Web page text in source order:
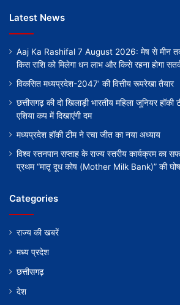
Latest News
Aaj Ka Rashifal 7 August 2026: मेष से मीन
किस राशि को मिलेगा धन लाभ और किसे रहना होगा
विकसित मध्यप्रदेश-2047’ की वित्तीय रूपरेखा तैयार
छत्तीसगढ़ की दो खिलाड़ी भारतीय महिला जूनियर हॉकी
एशिया कप में दिखाएंगी दम
मध्यप्रदेश हॉकी टीम ने रचा जीत का नया अध्याय
विश्व स्तनपान सप्ताह के राज्य स्तरीय कार्यक्रम का
प्रथम “मातृ दूध कोष (Mother Milk Bank)” की
Categories
राज्य की खबरें
मध्य प्रदेश
छत्तीसगढ़
देश